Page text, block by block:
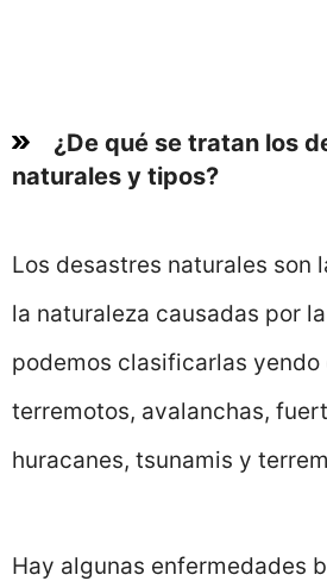
¿De qué se tratan los
naturales y tipos?
Los desastres naturales son
la naturaleza causadas por
podemos clasificarlas yendo
terremotos, avalanchas,
huracanes, tsunamis y
Hay algunas enfermedades